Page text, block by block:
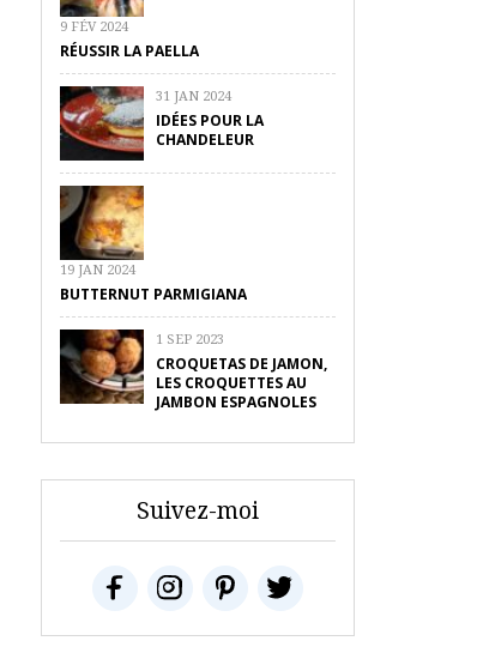
9 FÉV 2024
RÉUSSIR LA PAELLA
31 JAN 2024
IDÉES POUR LA
CHANDELEUR
19 JAN 2024
BUTTERNUT PARMIGIANA
1 SEP 2023
CROQUETAS DE JAMON,
LES CROQUETTES AU
JAMBON ESPAGNOLES
Suivez-moi